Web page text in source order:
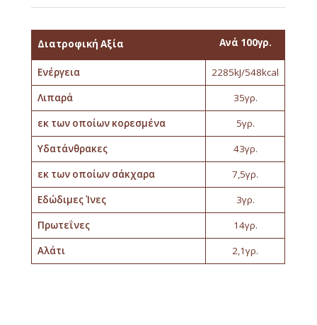
Διατροφική Αξία Ανά 100γρ.
Ενέργεια
2285kJ/548kcal
Λιπαρά
35γρ.
εκ των οποίων κορεσμένα
5γρ.
Υδατάνθρακες
43γρ.
εκ των οποίων σάκχαρα
7,5γρ.
Εδώδιμες Ίνες
3γρ.
Πρωτεΐνες
14γρ.
Αλάτι
2,1γρ.